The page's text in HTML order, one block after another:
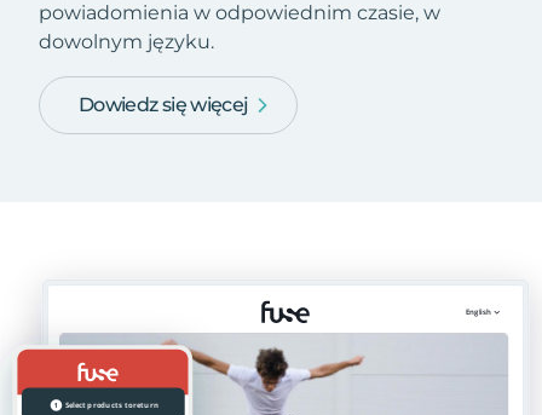
powiadomienia w odpowiednim czasie, w
dowolnym języku.
Dowiedz się więcej